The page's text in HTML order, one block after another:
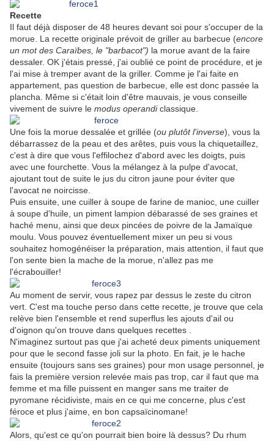
Recette
Il faut déjà disposer de 48 heures devant soi pour s'occuper de la
morue. La recette originale prévoit de griller au barbecue (encore
un mot des Caraïbes, le "barbacot") la morue avant de la faire
dessaler. OK j'étais pressé, j'ai oublié ce point de procédure, et je
l'ai mise à tremper avant de la griller. Comme je l'ai faite en
appartement, pas question de barbecue, elle est donc passée la
plancha. Même si c'était loin d'être mauvais, je vous conseille
vivement de suivre le modus operandiclassique.
Une fois la morue dessalée et grillée (ou plutôt l'inverse), vous la
débarrassez de la peau et des arêtes, puis vous la chiquetaillez,
c'est à dire que vous l'effilochez d'abord avec les doigts, puis
avec une fourchette. Vous la mélangez à la pulpe d'avocat,
ajoutant tout de suite le jus du citron jaune pour éviter que
l'avocat ne noircisse.
Puis ensuite, une cuiller à soupe de farine de manioc, une cuiller
à soupe d'huile, un piment lampion débarassé de ses graines et
haché menu, ainsi que deux pincées de poivre de la Jamaïque
moulu. Vous pouvez éventuellement mixer un peu si vous
souhaitez homogénéiser la préparation, mais attention, il faut que
l'on sente bien la mache de la morue, n'allez pas me
l'écrabouiller!
Au moment de servir, vous rapez par dessus le zeste du citron
vert. C'est ma touche perso dans cette recette, je trouve que cela
relève bien l'ensemble et rend superflus les ajouts d'ail ou
d'oignon qu'on trouve dans quelques recettes .
N'imaginez surtout pas que j'ai acheté deux piments uniquement
pour que le second fasse joli sur la photo. En fait, je le hache
ensuite (toujours sans ses graines) pour mon usage personnel, je
fais la première version relevée mais pas trop, car il faut que ma
femme et ma fille puissent en manger sans me traiter de
pyromane récidiviste, mais en ce qui me concerne, plus c'est
féroce et plus j'aime, en bon capsaïcinomane!
Alors, qu'est ce qu'on pourrait bien boire là dessus? Du rhum